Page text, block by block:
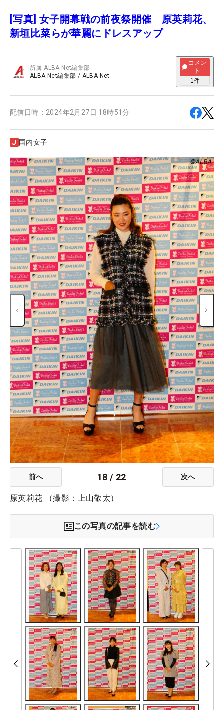
[写真] 女子開幕戦の前夜祭開催 原英莉花、
新垣比菜らが華麗にドレスアップ
所属ALBA Net編集部
ALBA Net編集部 / ALBA Net
コメン
ト
1件
配信日時： 2024年2月27日 18時51分
国内女子
前へ 18 / 22 次へ
原英莉花 （撮影：上山敬太）
この写真の記事を読む